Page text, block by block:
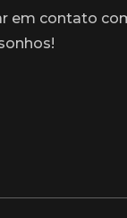
em contato